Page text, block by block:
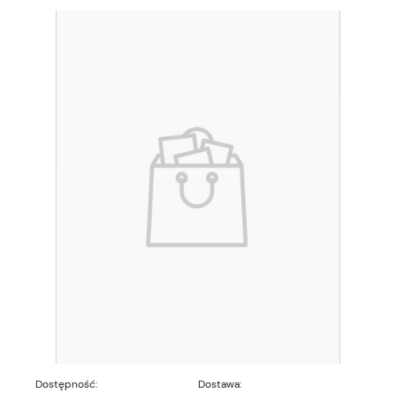
Dostępność:
Dostawa: